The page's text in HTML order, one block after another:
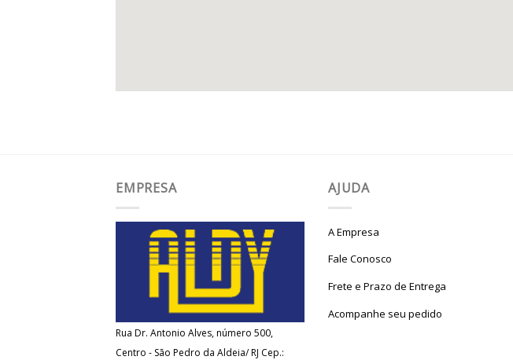
EMPRESA
Rua Dr. Antonio Alves, número 500,
Centro - São Pedro da Aldeia/ RJ Cep.:
AJUDA
A Empresa
Fale Conosco
Frete e Prazo de Entrega
Acompanhe seu pedido